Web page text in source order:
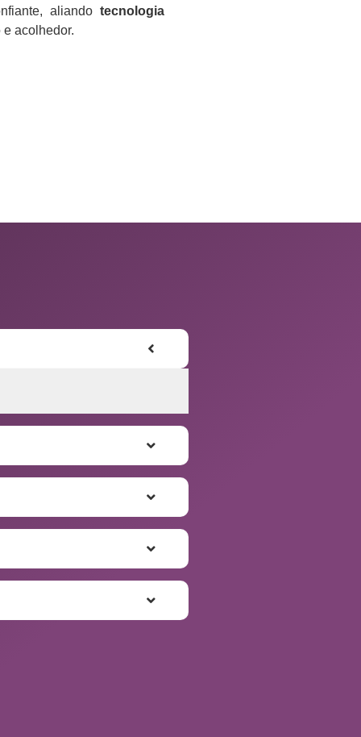
aliando tecnologia
acolhedor.